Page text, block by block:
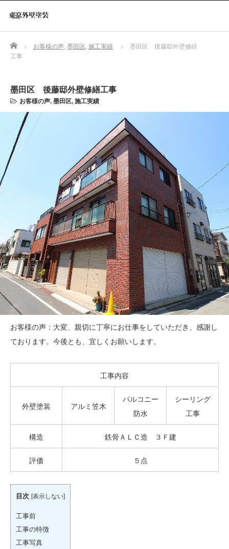
Home お客様の声, 墨田区, 施工実績
墨田区 後藤邸外壁修繕
工事
墨田区 後藤邸外壁修繕工事
お客様の声, 墨田区, 施工実績
お客様の声：大変、親切に丁寧にお仕事をしていただき、感謝し
ております。今後とも、宜しくお願いします。
工事内容
外壁塗装 アルミ笠木
バルコニー
防水
シーリング
工事
構造 鉄骨ＡＬＣ造 ３Ｆ建
評価 ５点
目次 [表示しない]
工事前
工事の特徴
工事写真